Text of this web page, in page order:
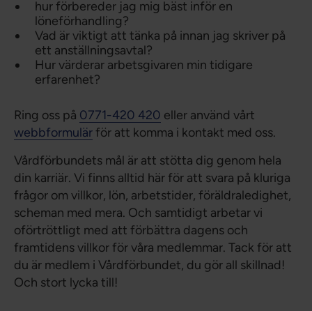
hur förbereder jag mig bäst inför en
löneförhandling?
Vad är viktigt att tänka på innan jag skriver på
ett anställningsavtal?
Hur värderar arbetsgivaren min tidigare
erfarenhet?
Ring oss på 0771-420 420 eller använd vårt
webbformulärför att komma i kontakt med oss.
Vårdförbundets mål är att stötta dig genom hela
din karriär. Vi finns alltid här för att svara på kluriga
frågor om villkor, lön, arbetstider, föräldraledighet,
scheman med mera. Och samtidigt arbetar vi
oförtröttligt med att förbättra dagens och
framtidens villkor för våra medlemmar. Tack för att
du är medlem i Vårdförbundet, du gör all skillnad!
Och stort lycka till!